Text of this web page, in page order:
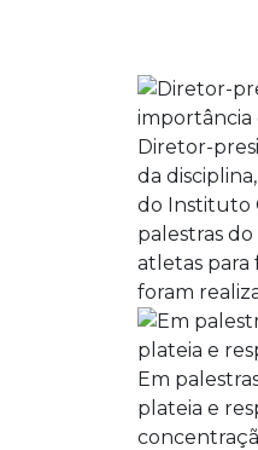
Diretor-
da
do Instituto
palestras
atletas para
foram
Em
plateia e